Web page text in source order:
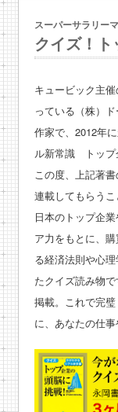
スーパーサラリー
クイズ！ト
キュービック主
っている（株）
作家で、2012年
ル新常識 トップ
この度、上記著
連載してもらうこ
日本のトップ企
ア力をもとに、
る経済法則や心
たクイズ読み物
掲載。これで完
に、あなたの仕事